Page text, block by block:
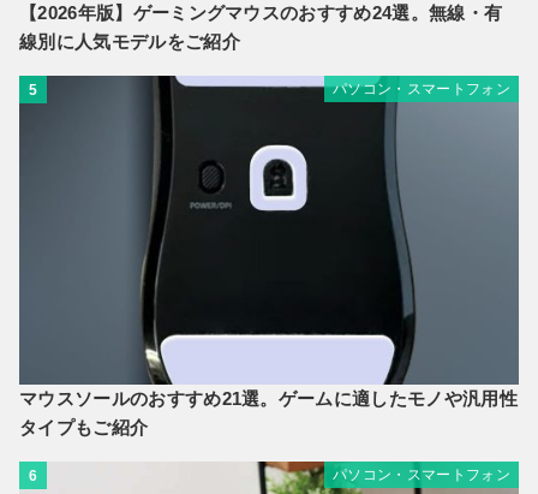
【2026年版】ゲーミングマウスのおすすめ24選。無線・有
線別に人気モデルをご紹介
5 パソコン・スマートフォン
マウスソールのおすすめ21選。ゲームに適したモノや汎用性
タイプもご紹介
6 パソコン・スマートフォン